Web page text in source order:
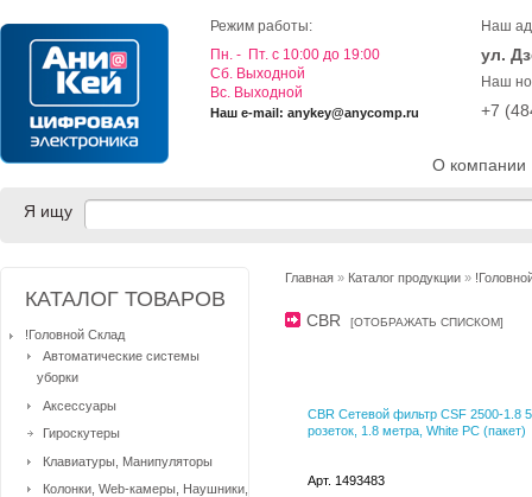
О компании
Режим работы:
Пн. - Пт. с 10:00 до 19:00
Cб. Выходной
Вс. Выходной
Наш e-mail: anykey@anycomp.ru
Наш
ул.
Наш
+7
Я ищу
Главная » Каталог продукции »
CBR [ОТОБРАЖАТЬ СПИСКОМ]
CBR Сетевой фильтр CSF 2500-1.8 5
розеток, 1.8 метра, White PC (пакет)
Арт. 1493483
КАТАЛОГ ТОВАРОВ
!Головной Склад
Автоматические системы
уборки
Аксессуары
Гироскутеры
Клавиатуры, Манипуляторы
Колонки, Web-камеры, Наушники,